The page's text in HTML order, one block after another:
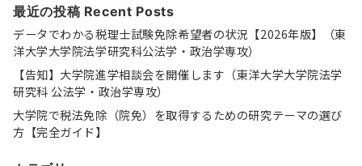
最近の投稿 Recent Posts
データでわかる税理士試験免除希望者の状況【2026年版】（東
洋大学大学院法学研究科公法学・政治学専攻）
【告知】大学院進学相談会を開催します（東洋大学大学院法学
研究科 公法学・政治学専攻）
大学院で税法免除（院免）を取得するための研究テーマの選び
方【完全ガイド】